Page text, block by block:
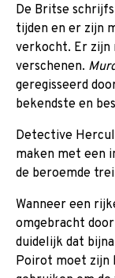
De Britse
tijden en er zijn
verkocht. Er zijn
verschenen.
geregisseerd
bekendste en
Detective
maken met een
de beroemde
Wanneer een
omgebracht
duidelijk dat
Poirot moet zijn